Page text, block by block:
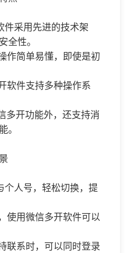
件采用先进的技术架
全性。
作简单易懂，即使是初
软件支持多种操作系
多开功能外，还支持消
。
个人号，轻松切换，提
使用微信多开软件可以
联系时，可以同时登录